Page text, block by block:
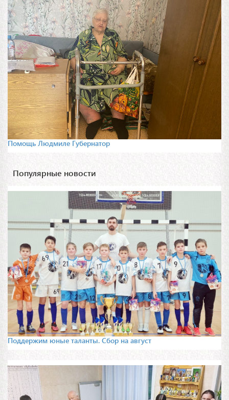
Помощь Людмиле Губернатор
Популярные новости
Поддержим юные таланты. Сбор на август